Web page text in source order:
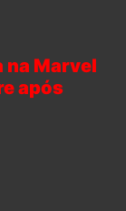
na Marvel
após